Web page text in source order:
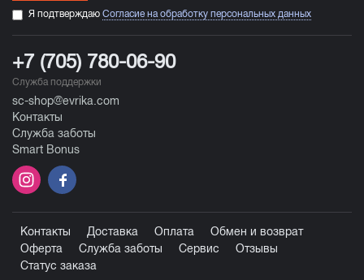
Я подтверждаю Согласие на обработку персональных данных
+7 (705) 780-06-90
Служба поддержки
sc-shop@evrika.com
Контакты
Служба заботы
Smart Bonus
Контакты Доставка Оплата
Обмен и возврат
Оферта
Служба заботы Сервис
Отзывы
Статус заказа